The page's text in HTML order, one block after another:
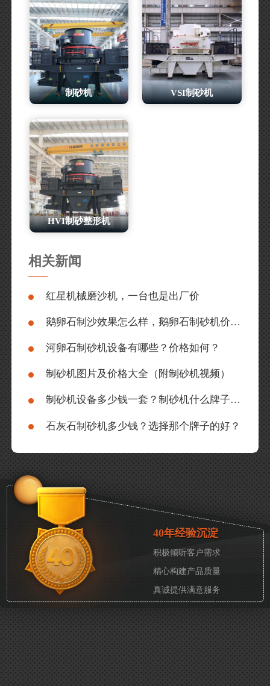
制砂机 VSI制砂机
HVI制砂整形机
相关新闻
红星机械磨沙机，一台也是出厂价
鹅卵石制沙效果怎么样，鹅卵石制砂机价格如何？
河卵石制砂机设备有哪些？价格如何？
制砂机图片及价格大全（附制砂机视频）
制砂机设备多少钱一套？制砂机什么牌子好？
石灰石制砂机多少钱？选择那个牌子的好？
40年经验沉淀
积极倾听客户需求
精心构建产品质量
真诚提供满意服务